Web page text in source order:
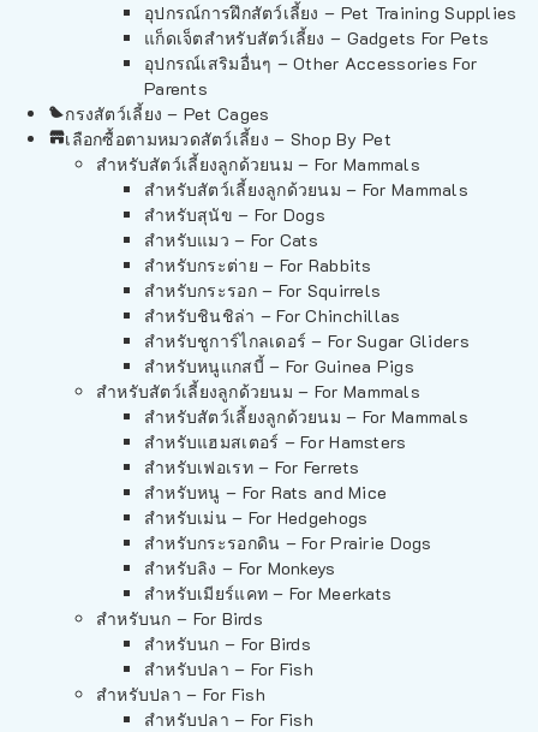
อุปกรณ์การฝึกสัตว์เลี้ยง – Pet Training Supplies
แก็ดเจ็ตสำหรับสัตว์เลี้ยง – Gadgets For Pets
อุปกรณ์เสริมอื่นๆ – Other Accessories For
Parents
กรงสัตว์เลี้ยง – Pet Cages
เลือกซื้อตามหมวดสัตว์เลี้ยง – Shop By Pet
สำหรับสัตว์เลี้ยงลูกด้วยนม – For Mammals
สำหรับสัตว์เลี้ยงลูกด้วยนม – For Mammals
สำหรับสุนัข – For Dogs
สำหรับแมว – For Cats
สำหรับกระต่าย – For Rabbits
สำหรับกระรอก – For Squirrels
สำหรับชินชิล่า – For Chinchillas
สำหรับชูการ์ไกลเดอร์ – For Sugar Gliders
สำหรับหนูแกสบี้ – For Guinea Pigs
สำหรับสัตว์เลี้ยงลูกด้วยนม – For Mammals
สำหรับสัตว์เลี้ยงลูกด้วยนม – For Mammals
สำหรับแฮมสเตอร์ – For Hamsters
สำหรับเฟอเรท – For Ferrets
สำหรับหนู – For Rats and Mice
สำหรับเม่น – For Hedgehogs
สำหรับกระรอกดิน – For Prairie Dogs
สำหรับลิง – For Monkeys
สำหรับเมียร์แคท – For Meerkats
สำหรับนก – For Birds
สำหรับนก – For Birds
สำหรับปลา – For Fish
สำหรับปลา – For Fish
สำหรับปลา – For Fish